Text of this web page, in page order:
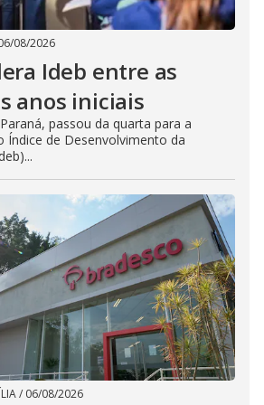
08/2026
Ideb entre as
anos iniciais
passou da quarta para a
Índice de Desenvolvimento da
/ 06/08/2026